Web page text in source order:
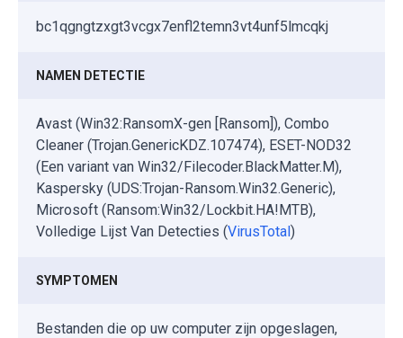
bc1qgngtzxgt3vcgx7enfl2temn3vt4unf5lmcqkj
NAMEN DETECTIE
Avast (Win32:RansomX-gen [Ransom]), Combo
Cleaner (Trojan.GenericKDZ.107474), ESET-NOD32
(Een variant van Win32/Filecoder.BlackMatter.M),
Kaspersky (UDS:Trojan-Ransom.Win32.Generic),
Microsoft (Ransom:Win32/Lockbit.HA!MTB),
Volledige Lijst Van Detecties (VirusTotal)
SYMPTOMEN
Bestanden die op uw computer zijn opgeslagen,